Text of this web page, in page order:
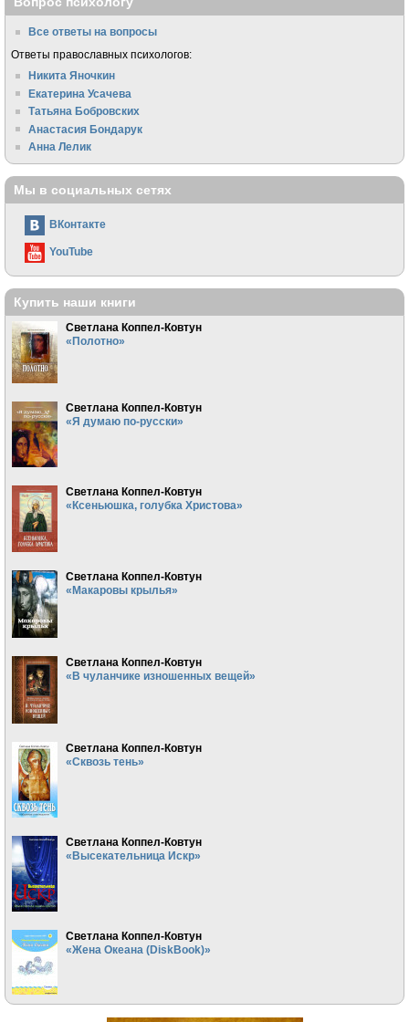
Все ответы на вопросы
Ответы православных психологов:
Никита Яночкин
Екатерина Усачева
Татьяна Бобровских
Анастасия Бондарук
Анна Лелик
Мы в социальных сетях
ВКонтакте
YouTube
Купить наши книги
Светлана Коппел-Ковтун
«Полотно»
Светлана Коппел-Ковтун
«Я думаю по-русски»
Светлана Коппел-Ковтун
«Ксеньюшка, голубка Христова»
Светлана Коппел-Ковтун
«Макаровы крылья»
Светлана Коппел-Ковтун
«В чуланчике изношенных вещей»
Светлана Коппел-Ковтун
«Сквозь тень»
Светлана Коппел-Ковтун
«Высекательница Искр»
Светлана Коппел-Ковтун
«Жена Океана (DiskBook)»